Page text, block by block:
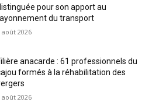
pour son apport au
du transport
août 2026
anacarde : 61 professionnels du
formés à la réhabilitation des
août 2026